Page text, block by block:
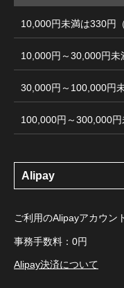
10,000円未満は330円（
10,000円～30,000円未
30,000円～100,000円
100,000円～300,000円
Alipay
ご利用のAlipayアカウン
事務手数料：0円
Alipay決済について